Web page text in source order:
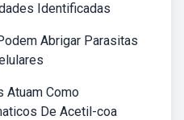
Identificadas
Abrigar Parasitas
Atuam Como
De Acetil-coa